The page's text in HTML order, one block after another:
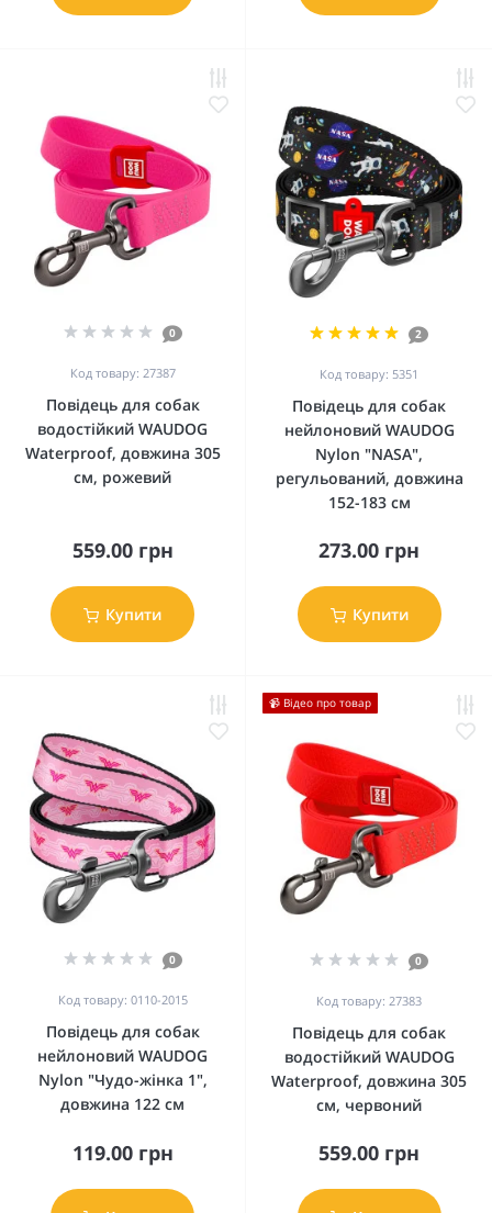
0
Код товару: 27387
Повідець для собак
водостійкий WAUDOG
Waterproof, довжина 305
см, рожевий
559.00 грн
Купити
2
Код товару: 5351
Повідець для собак
нейлоновий WAUDOG
Nylon "NASA",
регульований, довжина
152-183 см
273.00 грн
Купити
0
Код товару: 0110-2015
Повідець для собак
нейлоновий WAUDOG
Nylon "Чудо-жінка 1",
довжина 122 см
119.00 грн
📹 Відео про товар
0
Код товару: 27383
Повідець для собак
водостійкий WAUDOG
Waterproof, довжина 305
см, червоний
559.00 грн